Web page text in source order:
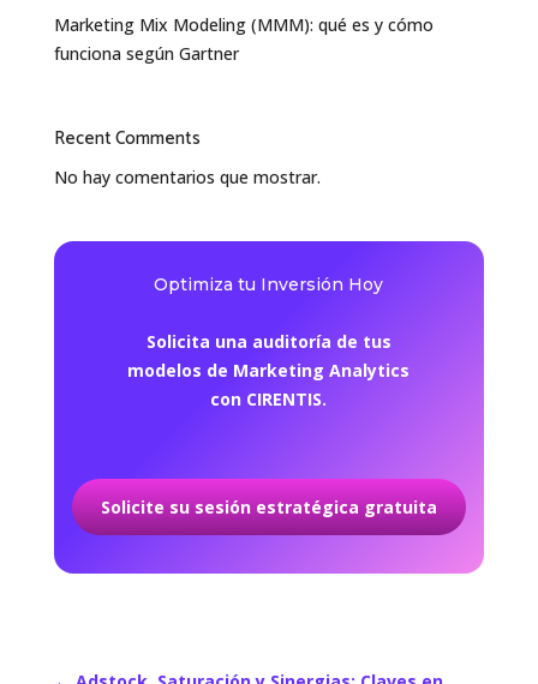
Marketing Mix Modeling (MMM): qué es y cómo
funciona según Gartner
Recent Comments
No hay comentarios que mostrar.
Optimiza tu Inversión Hoy
Solicita una auditoría de tus
modelos de Marketing Analytics
con CIRENTIS.
Solicite su sesión estratégica gratuita